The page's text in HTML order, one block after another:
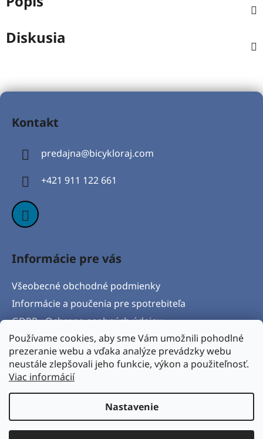
Používame cookies, aby sme Vám umožnili pohodlné
prezeranie webu a vďaka analýze prevádzky webu
neustále zlepšovali jeho funkcie, výkon a použiteľnosť.
Viac informácií
Nastavenie
Diskusia
Z
Kontakt
predajna@bicykloraj.com
+421 911 122 661
Informácie pre vás
Všeobecné obchodné podmienky
Informácie a poučenia pre spotrebiteľa
GDPR - Ochrana osobných údajov
Formulár na odstúpenie od zmluvy
Postup pri vytknutí vady produktu a Reklamačný
protokol
Vytvoril Shoptet& Verteco.sk